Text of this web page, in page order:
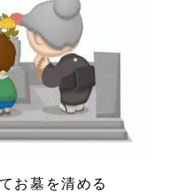
お墓を清める